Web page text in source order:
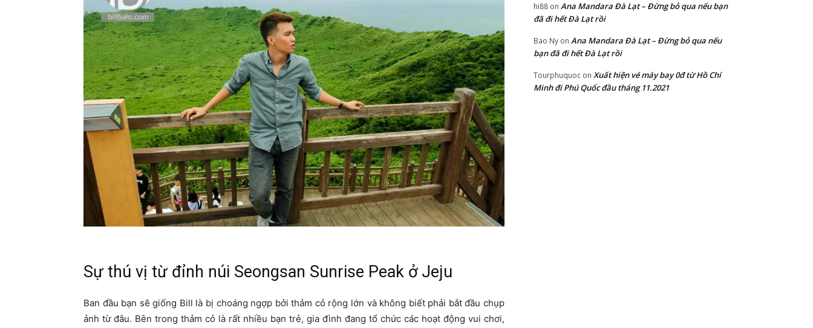
Sự thú vị từ đỉnh núi Seongsan Sunrise Peak ở Jeju
Ban đầu bạn sẽ giống Bill là bị choáng ngợp bởi thảm cỏ rộng lớn và không biết phải bắt đầu chụp
ảnh từ đâu. Bên trong thảm cỏ là rất nhiều bạn trẻ, gia đình đang tổ chức các hoạt động vui chơi,
hi88 on Ana Mandara Đà Lạt – Đừng bỏ qua nếu bạn
đã đi hết Đà Lạt rồi
Bao Ny on Ana Mandara Đà Lạt – Đừng bỏ qua nếu
bạn đã đi hết Đà Lạt rồi
Tourphuquoc on Xuất hiện vé máy bay 0đ từ Hồ Chí
Minh đi Phú Quốc đầu tháng 11.2021